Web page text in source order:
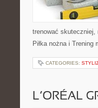
trenować
Piłka nożna i
CATEGORIES:
L’ORÉAL